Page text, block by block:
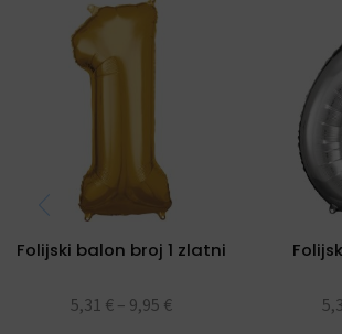
Folijski balon broj 1 zlatni
5,31 € – 9,95 €